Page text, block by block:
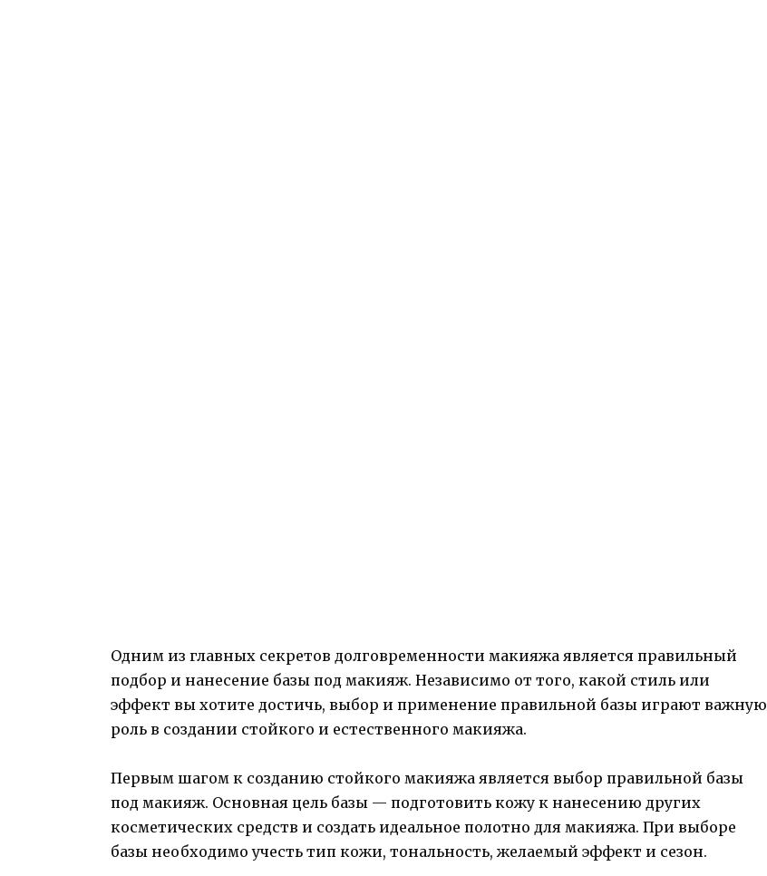
Одним из главных секретов долговременности макияжа является правильный
подбор и нанесение базы под макияж. Независимо от того, какой стиль или
эффект вы хотите достичь, выбор и применение правильной базы играют важную
роль в создании стойкого и естественного макияжа.
Первым шагом к созданию стойкого макияжа является выбор правильной базы
под макияж. Основная цель базы — подготовить кожу к нанесению других
косметических средств и создать идеальное полотно для макияжа. При выборе
базы необходимо учесть тип кожи, тональность, желаемый эффект и сезон.